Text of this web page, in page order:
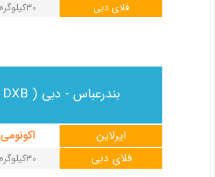
30کیلوگرم فلای دبی
بندرعباس - دبی ( DXB ) - بندرعباس
اکونومی ایرلاین
30کیلوگرم فلای دبی